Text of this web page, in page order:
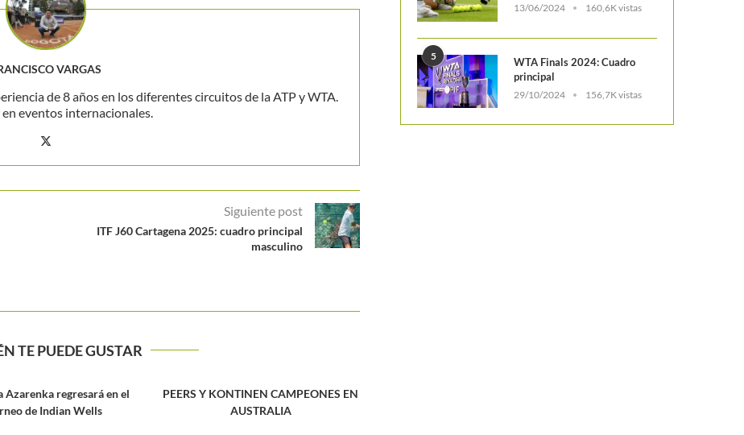
VARGAS
de 8 años en los diferentes circuitos de la ATP y WTA.
eventos internacionales.
Siguiente post
ITF J60 Cartagena 2025: cuadro principal
masculino
TE PUEDE GUSTAR
CAMPEONES EN
AUSTRALIA
Suramérica dice presente en Cincinnati
13/06/2024 160,6K vistas
5
WTA Finals 2024: Cuadro
principal
29/10/2024 156,7K vistas